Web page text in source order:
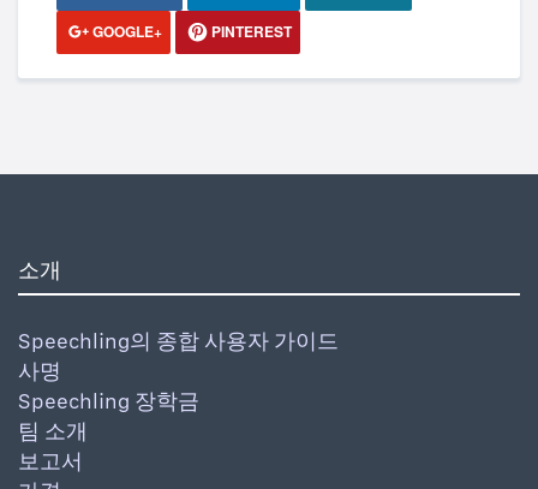
GOOGLE+
PINTEREST
소개
Speechling의 종합 사용자 가이드
사명
Speechling 장학금
팀 소개
보고서